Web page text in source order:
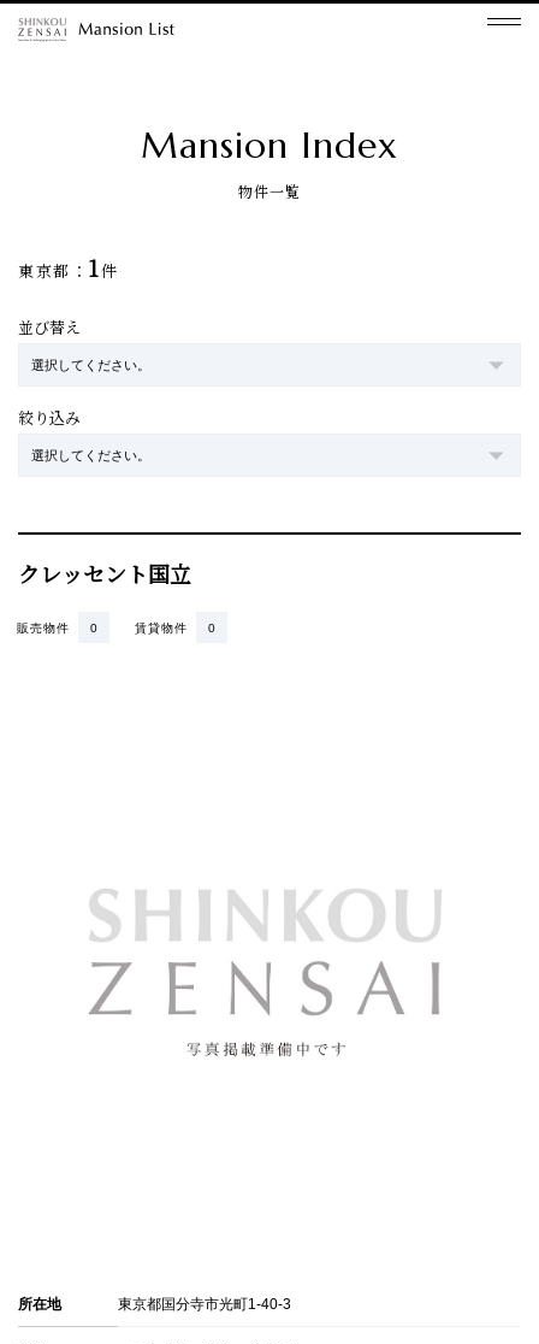
Mansion Index
物件一覧
東京都： 1件
並び替え
絞り込み
クレッセント国立
賃貸物件 0
販売物件 0
所在地 東京都国分寺市光町1-40-3